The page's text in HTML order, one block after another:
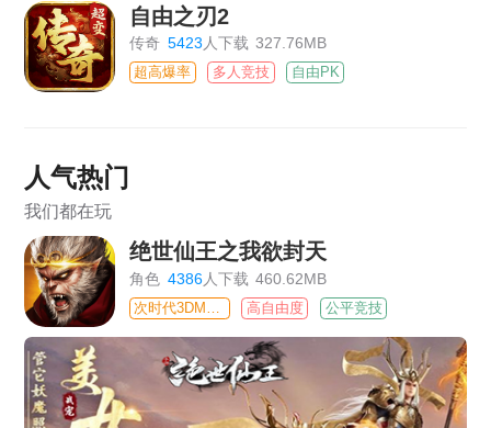
自由之刃2
传奇 5423 人下载 327.76MB
超高爆率 多人竞技 自由PK
人气热门
我们都在玩
绝世仙王之我欲封天
角色 4386人下载 460.62MB
高自由度 公平竞技